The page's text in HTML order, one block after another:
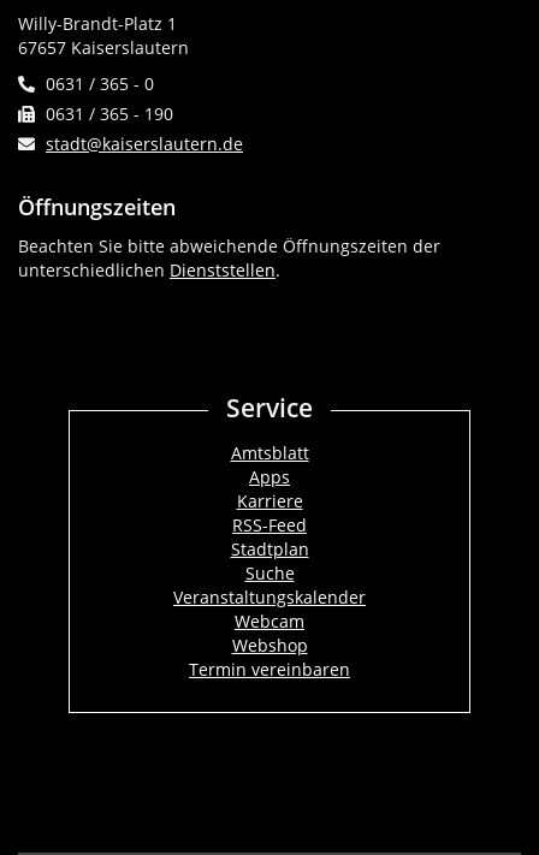
Willy-Brandt-Platz 1
67657 Kaiserslautern
0631 / 365 - 0
0631 / 365 - 190
stadt@kaiserslautern.de
Öffnungszeiten
Beachten Sie bitte abweichende Öffnungszeiten der
unterschiedlichen Dienststellen.
Service
Amtsblatt
Apps
Karriere
RSS-Feed
Stadtplan
Suche
Veranstaltungskalender
Webcam
Webshop
Termin vereinbaren